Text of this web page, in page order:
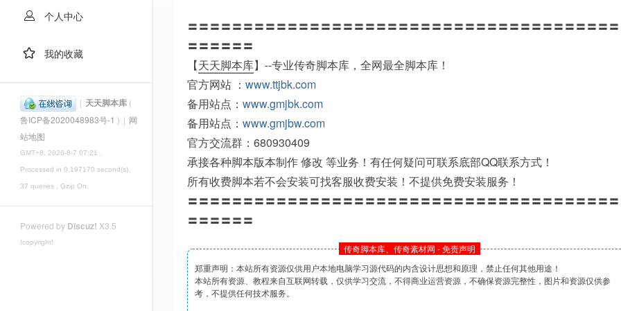
个人中心
我的收藏
| 天天脚本库 (
鲁ICP备2020048983号-1 ) | 网
站地图
GMT+8, 2026-8-7 07:21 ,
Processed in 0.197170 second(s),
37 queries , Gzip On.
Powered by Discuz! X3.5
!copyright!
〓〓〓〓〓〓〓〓〓〓〓〓〓〓〓〓〓〓〓〓〓〓〓〓〓〓〓〓〓〓〓〓〓〓〓〓〓〓
〓〓〓〓〓〓
【天天脚本库】--专业传奇脚本库，全网最全脚本库！
官方网站 ： www.ttjbk.com
备用站点： www.gmjbk.com
备用站点： www.gmjbw.com
官方交流群：680930409
承接各种脚本版本制作 修改 等业务！有任何疑问可联系底部QQ联系方式！
所有收费脚本若不会安装可找客服收费安装！不提供免费安装服务！
〓〓〓〓〓〓〓〓〓〓〓〓〓〓〓〓〓〓〓〓〓〓〓〓〓〓〓〓〓〓〓〓〓〓〓〓〓〓
〓〓〓〓〓〓
传奇脚本库、传奇素材网 - 免责声明
郑重声明：本站所有资源仅供用户本地电脑学习源代码的内含设计思想和原理，禁止任何其他用途！
本站所有资源、教程来自互联网转载，仅供学习交流，不得商业运营资源，不确保资源完整性，图片和资源仅供参
考，不提供任何技术服务。